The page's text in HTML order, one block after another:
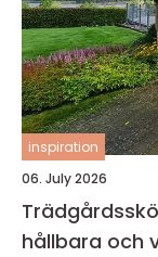
inspiration
06. July 2026
Trädgårdsskötsel
hållbara och